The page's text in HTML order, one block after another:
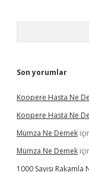
Son yorumlar
Koopere Hasta Ne
Koopere Hasta Ne
Mümza Ne Demek
Mümza Ne Demek
1000 Sayısı Rakamla